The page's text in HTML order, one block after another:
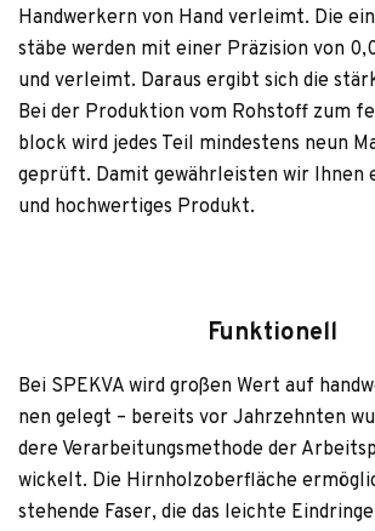
Hand­wer­kern von Hand ver­leimt. Die
stäbe wer­den mit einer Prä­zi­sion von
und ver­leimt. Dar­aus ergibt sich die
Bei der Pro­duk­tion vom Roh­stoff zum
block wird jedes Teil min­des­tens neun
geprüft. Damit gewähr­leis­ten wir Ihnen
und hoch­wer­ti­ges Produkt.
Funktionell
Bei SPEKVA wird gro­ßen Wert auf
nen gelegt – bereits vor Jahr­zehn­ten
dere Ver­ar­bei­tungs­me­thode der
wi­ckelt. Die Hirn­holz­ober­flä­che
ste­hende Faser, die das leichte